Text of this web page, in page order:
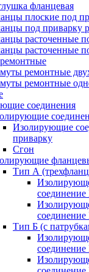
фланцевая
плоские под
под приварку
расточенные
расточенные
ремонтные
ремонтные
соединения
Изолирующие
приварку
Сгон
Тип А
Тип Б (с